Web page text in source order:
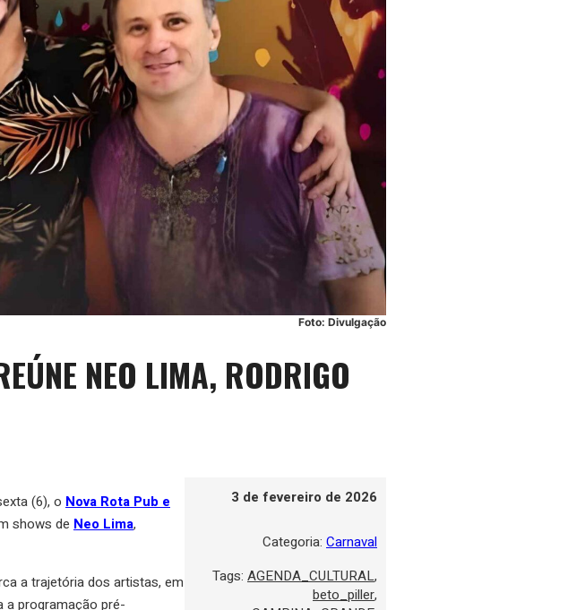
Foto: Divulgação
NEO LIMA, RODRIGO
(6), o Nova Rota Pub e
shows de Neo Lima,
a trajetória dos artistas, em
a programação pré-
3 de fevereiro de 2026
Categoria: Carnaval
Tags: AGENDA_CULTURAL,
beto_piller,